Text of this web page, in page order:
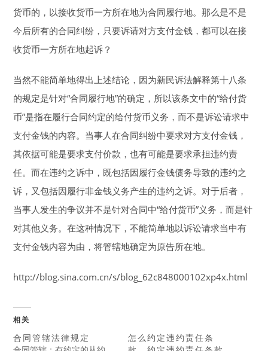
货币的，以接收货币一方所在地为合同履行地。那么是不是
今后所有的合同纠纷，只要诉请对方支付金钱，都可以在接
收货币一方所在地起诉？
当然不能简单地得出上述结论，因为新民诉法解释第十八条
的规定是针对“合同履行地”的确定，所以该条文中的“给付货
币”是指在履行合同约定的给付货币义务，而不是诉讼请求中
支付金钱的内容。当事人在合同纠纷中要求对方支付金钱，
其依据可能是要求支付价款，也有可能是要求承担违约责
任。而在违约之诉中，既包括因履行金钱债务导致的违约之
诉，又包括因履行非金钱义务产生的违约之诉。对于后者，
当事人发生的争议并不是针对合同中“给付货币”义务，而是针
对其他义务。在这种情况下，不能简单地以诉讼请求当中有
支付金钱内容为由，将管辖地确定为原告所在地。
http://blog.sina.com.cn/s/blog_62c848000102xp4x.html
相关
合同管辖法律规定
怎么约定违约责任条